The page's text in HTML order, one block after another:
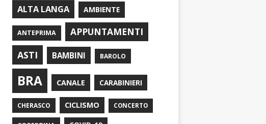
ALTA LANGA AMBIENTE
ANTEPRIMA
APPUNTAMENTI
ASTI
BAMBINI BAROLO
BRA CANALE CARABINIERI
CHERASCO CICLISMO CONCERTO